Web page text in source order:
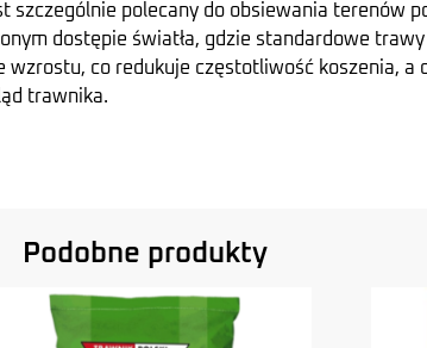
szczególnie polecany do obsiewania terenów
dostępie światła, gdzie standardowe trawy
co redukuje częstotliwość koszenia, a
trawnika.
Podobne produkty